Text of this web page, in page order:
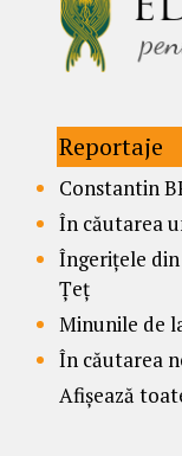
Reportaje
Constantin
În căutarea
Îngerițele
Țeț
Minunile de
În căutarea
Afișează